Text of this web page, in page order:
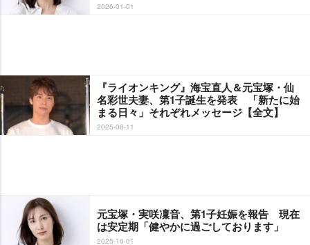
2026-01-01
『ライオンキング』海宝直人＆元宝塚・仙
名彩世夫妻、第1子誕生を発表 「新たに始
まる日々」それぞれメッセージ【全文】
2025-08-11
元宝塚・実咲凜音、第1子妊娠を報告 現在
は安定期「健やかに過ごしております」
2025-10-01